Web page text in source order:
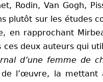
Rodin, Van Gogh,
plutôt sur les études
rapprochant
deux auteurs qui
d’une femme de
l’œuvre, la